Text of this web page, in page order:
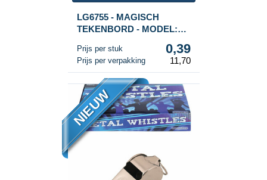
LG6755 - MAGISCH
TEKENBORD - MODEL:
Prijs per stuk 0,39
Prijs per verpakking 11,70
NIEUW